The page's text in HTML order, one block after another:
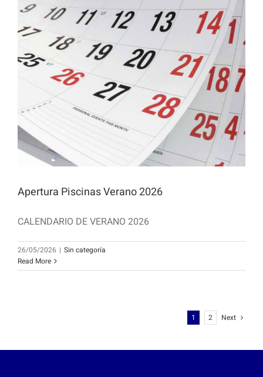
Apertura Piscinas Verano 2026
CALENDARIO DE VERANO 2026
26/05/2026 | Sin categoría
Read More
1 2 Next